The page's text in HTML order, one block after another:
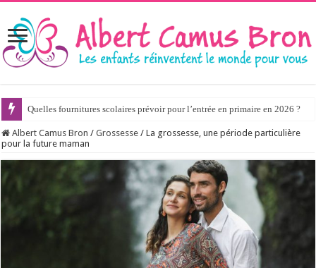
Quelles fournitures scolaires prévoir pour l’entrée en primaire en 2026 ?
Albert Camus Bron / Grossesse / La grossesse, une période particulière
pour la future maman